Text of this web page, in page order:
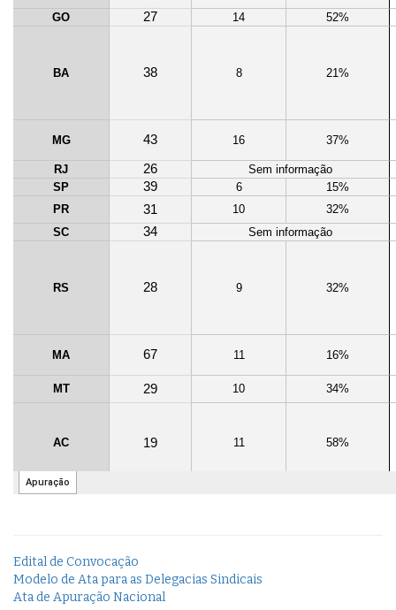
Edital de Convocação
Modelo de Ata para as Delegacias Sindicais
Ata de Apuração Nacional